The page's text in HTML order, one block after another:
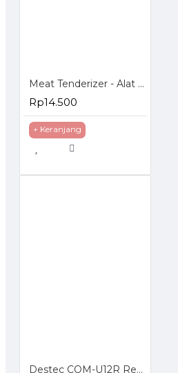
Meat Tenderizer - Alat Pelunak Daging
Rp14.500
+ Keranjang
Destec COM-U12R Regulator Gas dengan Pengaman Ganda